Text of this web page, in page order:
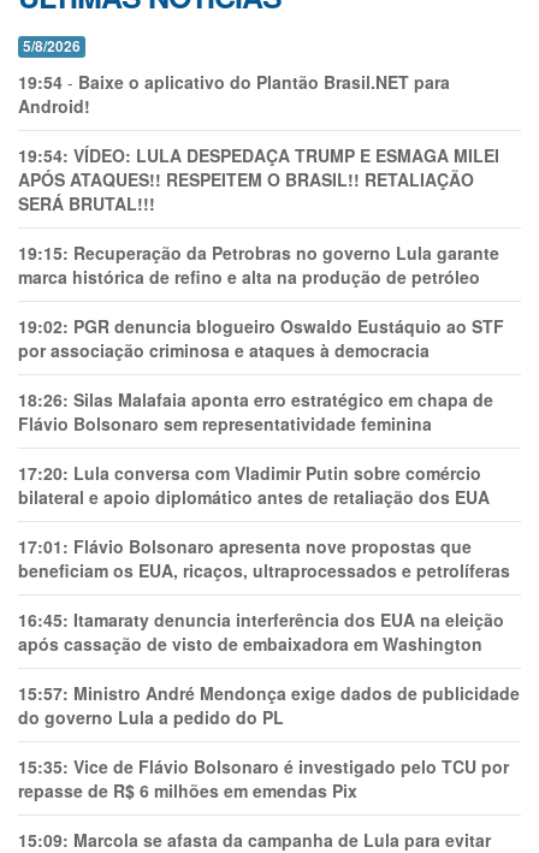
5/8/2026
19:54 - Baixe o aplicativo do Plantão Brasil.NET para
Android!
19:54: VÍDEO: LULA DESPEDAÇA TRUMP E ESMAGA MILEI
APÓS ATAQUES!! RESPEITEM O BRASIL!! RETALIAÇÃO
SERÁ BRUTAL!!!
19:15: Recuperação da Petrobras no governo Lula garante
marca histórica de refino e alta na produção de petróleo
19:02: PGR denuncia blogueiro Oswaldo Eustáquio ao STF
por associação criminosa e ataques à democracia
18:26: Silas Malafaia aponta erro estratégico em chapa de
Flávio Bolsonaro sem representatividade feminina
17:20: Lula conversa com Vladimir Putin sobre comércio
bilateral e apoio diplomático antes de retaliação dos EUA
17:01: Flávio Bolsonaro apresenta nove propostas que
beneficiam os EUA, ricaços, ultraprocessados e petrolíferas
16:45: Itamaraty denuncia interferência dos EUA na eleição
após cassação de visto de embaixadora em Washington
15:57: Ministro André Mendonça exige dados de publicidade
do governo Lula a pedido do PL
15:35: Vice de Flávio Bolsonaro é investigado pelo TCU por
repasse de R$ 6 milhões em emendas Pix
15:09: Marcola se afasta da campanha de Lula para evitar